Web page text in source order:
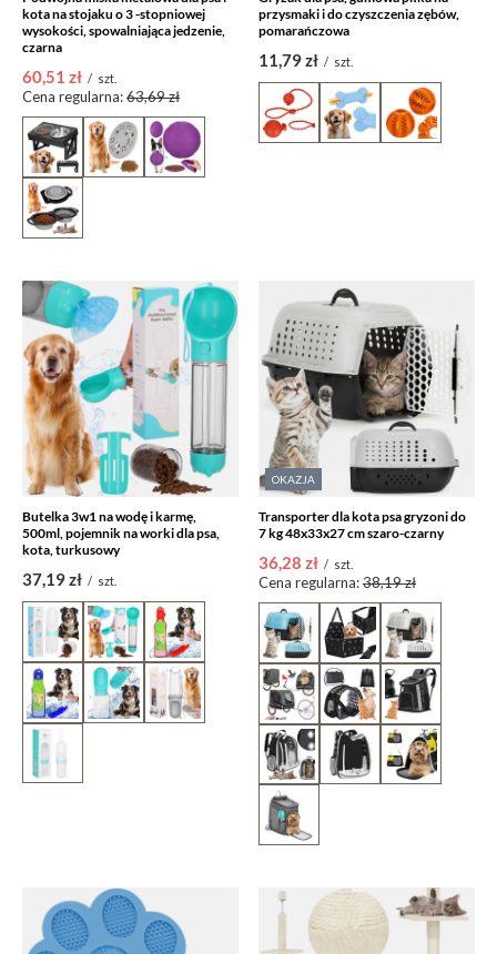
kota na stojaku o 3 -stopniowej
wysokości, spowalniająca jedzenie,
czarna
60,51 zł / szt.
Cena regularna:63,69 zł
przysmaki i do czyszczenia zębów,
pomarańczowa
11,79 zł / szt.
Butelka 3w1 na wodę i karmę,
500ml, pojemnik na worki dla psa,
kota, turkusowy
37,19 zł / szt.
OKAZJA
Transporter dla kota psa gryzoni do
7 kg 48x33x27 cm szaro-czarny
36,28 zł / szt.
Cena regularna:38,19 zł